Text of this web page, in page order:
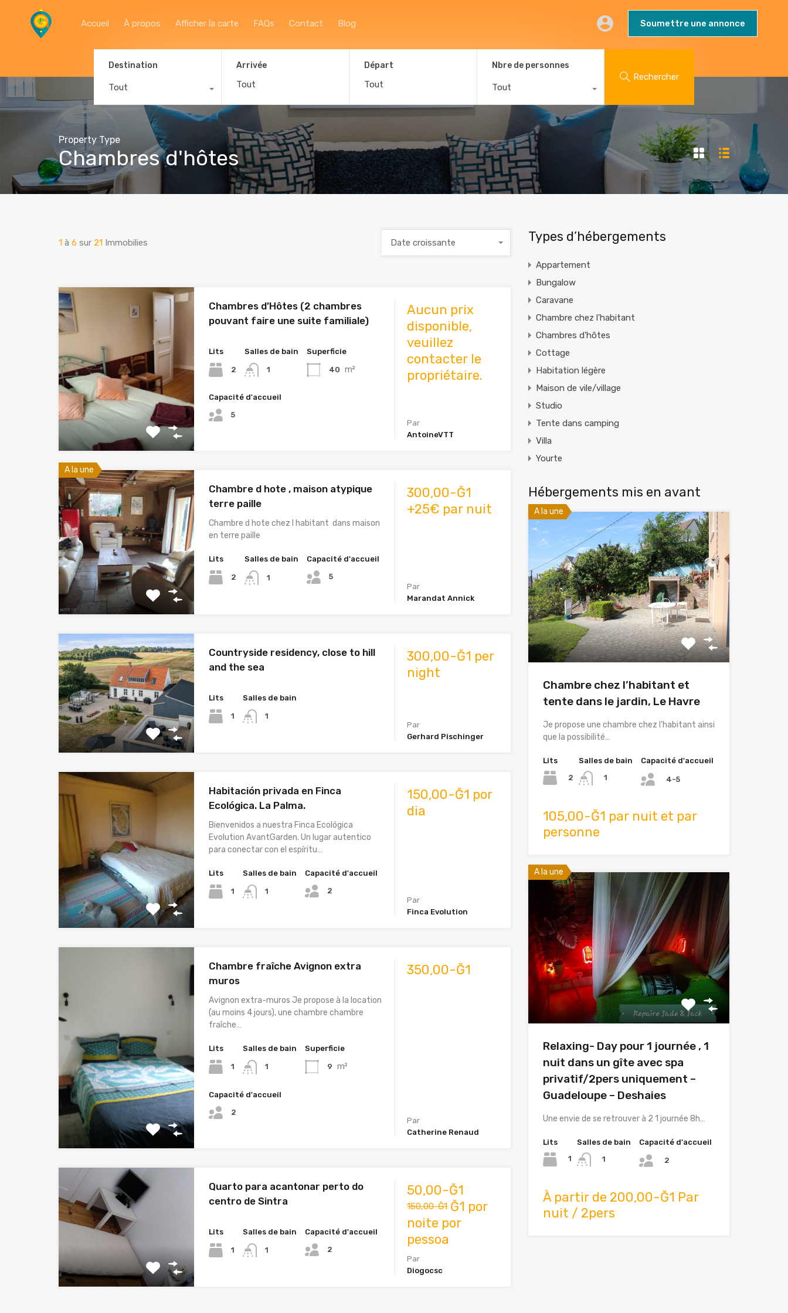
Accueil Blog Soumettre une annonce
Accueil À propos Afficher la carte FAQs Contact Blog Soumettre une annonce
Destination
Tout
Arrivée Départ Nbre de personnes
Tout
Rechercher
Property Type
Chambres d'hôtes
1 à 6 sur 21 Immobilies Date croissante
Chambres d’Hôtes (2 chambres
pouvant faire une suite familiale)
Lits
2
Salles de bain
1
Superficie
40 m²
Capacité d'accueil
5
Aucun prix
disponible,
veuillez
contacter le
propriétaire.
Par
AntoineVTT
A la une
Chambre d hote , maison atypique
terre paille
Chambre d hote chez l habitant dans maison
en terre paille
Lits
2
Salles de bain
1
Capacité d'accueil
5
300,00-Ğ1
+25€ par nuit
Par
Marandat Annick
Countryside residency, close to hill
and the sea
Lits
1
Salles de bain
1
300,00-Ğ1 per
night
Par
Gerhard Pischinger
Habitación privada en Finca
Ecológica. La Palma.
Bienvenidos a nuestra Finca Ecológica
Evolution AvantGarden. Un lugar autentico
para conectar con el espíritu…
Lits
1
Salles de bain
1
Capacité d'accueil
2
150,00-Ğ1 por
dia
Par
Finca Evolution
Chambre fraîche Avignon extra
muros
Avignon extra-muros Je propose à la location
(au moins 4 jours), une chambre chambre
fraîche…
Lits
1
Salles de bain
1
Superficie
9 m²
Capacité d'accueil
2
350,00-Ğ1
Par
Catherine Renaud
Quarto para acantonar perto do
centro de Sintra
Lits
1
Salles de bain
1
Capacité d'accueil
2
50,00-Ğ1
150,00-Ğ1Ğ1 por
noite por
pessoa
Par
Diogocsc
Types d’hébergements
Appartement
Bungalow
Caravane
Chambre chez l'habitant
Chambres d'hôtes
Cottage
Habitation légère
Maison de vile/village
Studio
Tente dans camping
Villa
Yourte
Hébergements mis en avant
A la une
Chambre chez l’habitant et
tente dans le jardin, Le Havre
Je propose une chambre chez l’habitant ainsi
que la possibilité…
Lits
2
Salles de bain
1
Capacité d'accueil
4-5
105,00-Ğ1 par nuit et par
personne
A la une
Relaxing- Day pour 1 journée , 1
nuit dans un gîte avec spa
privatif/2pers uniquement –
Guadeloupe – Deshaies
Une envie de se retrouver à 2 1 journée 8h…
Lits
1
Salles de bain
1
Capacité d'accueil
2
À partir de 200,00-Ğ1 Par
nuit / 2pers